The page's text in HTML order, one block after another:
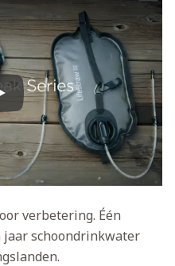
verbetering. Één
schoondrinkwater